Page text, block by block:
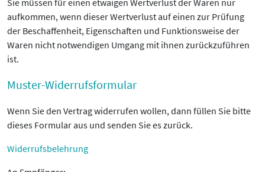
Sie müssen für einen etwaigen Wertverlust der Waren nur
aufkommen, wenn dieser Wertverlust auf einen zur Prüfung
der Beschaffenheit, Eigenschaften und Funktionsweise der
Waren nicht notwendigen Umgang mit ihnen zurückzuführen
ist.
Muster-Widerrufsformular
Wenn Sie den Vertrag widerrufen wollen, dann füllen Sie bitte
dieses Formular aus und senden Sie es zurück.
Widerrufsbelehrung